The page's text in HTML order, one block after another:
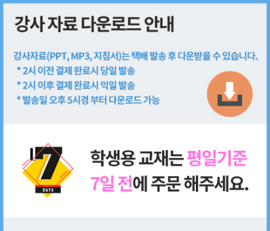
쇼핑몰